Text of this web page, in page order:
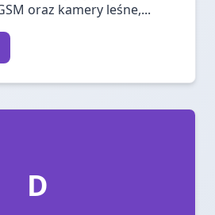
oraz kamery leśne,...
D